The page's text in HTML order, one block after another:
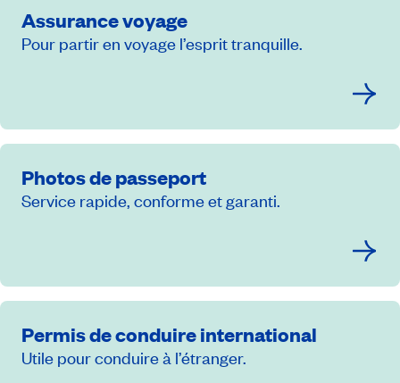
Assurance voyage
Pour partir en voyage l’esprit tranquille.
Photos de passeport
Service rapide, conforme et garanti.
Permis de conduire international
Utile pour conduire à l’étranger.